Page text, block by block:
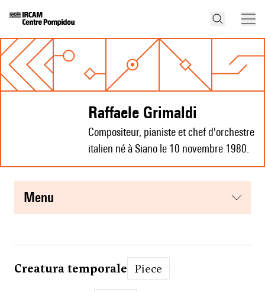
Raffaele Grimaldi
Compositeur, pianiste et chef d'orchestre
italien né à Siano le 10 novembre 1980.
menu
Creatura temporale Piece